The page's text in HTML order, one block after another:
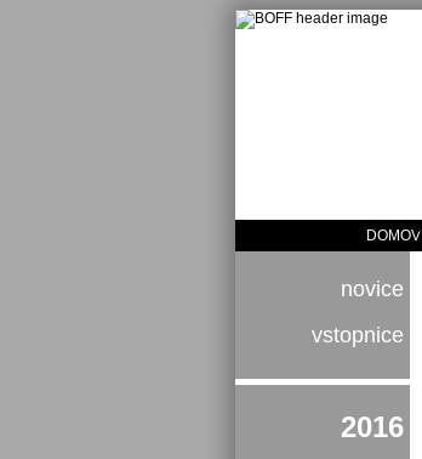
DOMOV
novice
vstopnice
2016